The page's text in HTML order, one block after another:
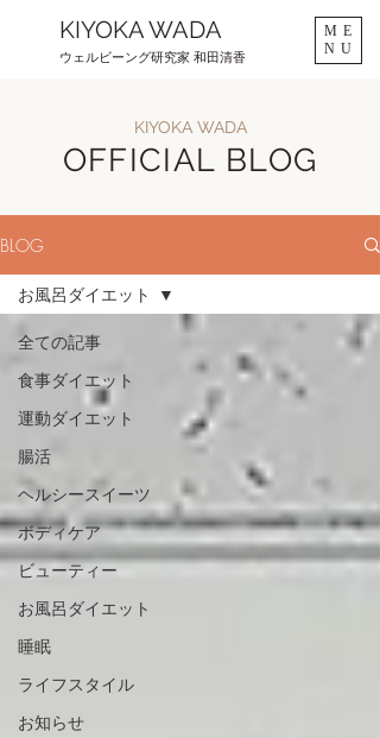
KIYOKA WADA
ウェルビーング研究家 和田清香
ME
NU
KIYOKA WADA
OFFICIAL BLOG
BLOG
全ての記事
食事ダイエット
運動ダイエット
腸活
ヘルシースイーツ
ボディケア
ビューティー
お風呂ダイエット
睡眠
ライフスタイル
お知らせ
お風呂ダイエット